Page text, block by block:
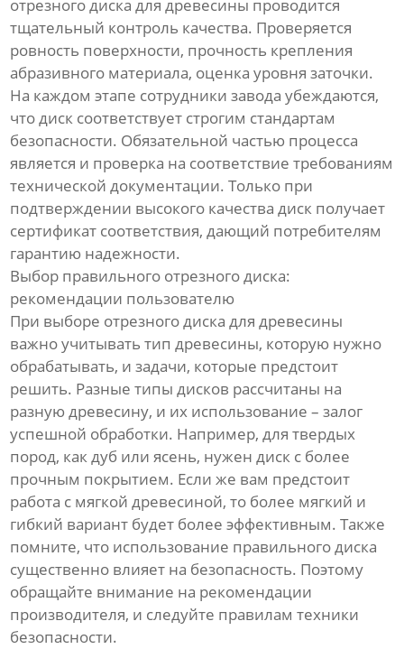
отрезного диска для древесины проводится
тщательный контроль качества. Проверяется
ровность поверхности, прочность крепления
абразивного материала, оценка уровня заточки.
На каждом этапе сотрудники завода убеждаются,
что диск соответствует строгим стандартам
безопасности. Обязательной частью процесса
является и проверка на соответствие требованиям
технической документации. Только при
подтверждении высокого качества диск получает
сертификат соответствия, дающий потребителям
гарантию надежности.
Выбор правильного отрезного диска:
рекомендации пользователю
При выборе отрезного диска для древесины
важно учитывать тип древесины, которую нужно
обрабатывать, и задачи, которые предстоит
решить. Разные типы дисков рассчитаны на
разную древесину, и их использование – залог
успешной обработки. Например, для твердых
пород, как дуб или ясень, нужен диск с более
прочным покрытием. Если же вам предстоит
работа с мягкой древесиной, то более мягкий и
гибкий вариант будет более эффективным. Также
помните, что использование правильного диска
существенно влияет на безопасность. Поэтому
обращайте внимание на рекомендации
производителя, и следуйте правилам техники
безопасности.